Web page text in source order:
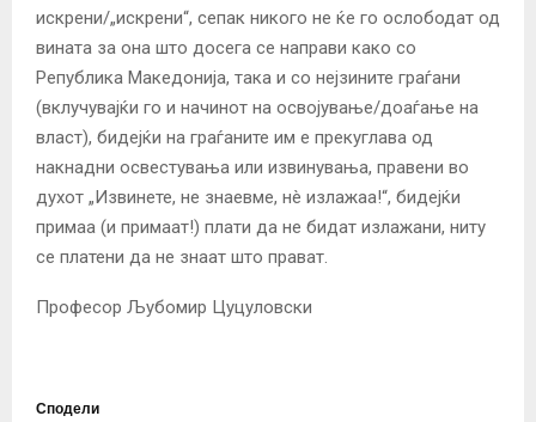
искрени/„искрени“, сепак никого не ќе го ослободат од
вината за она што досега се направи како со
Република Македонија, така и со нејзините граѓани
(вклучувајќи го и начинот на освојување/доаѓање на
власт), бидејќи на граѓаните им е прекуглава од
накнадни освестувања или извинувања, правени во
духот „Извинете, не знаевме, нè излажаа!“, бидејќи
примаа (и примаат!) плати да не бидат излажани, ниту
се платени да не знаат што прават.
Професор Љубомир Цуцуловски
Сподели